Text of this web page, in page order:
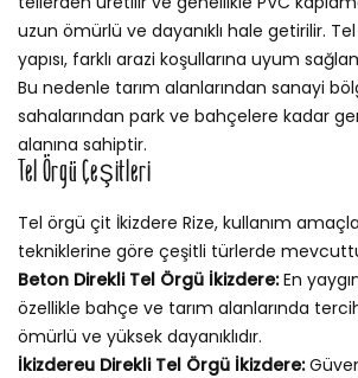
uzun ömürlü ve dayanıklı hale getirilir.
yapısı, farklı arazi koşullarına uyum
Bu nedenle tarım alanlarından sanayi
sahalarından park ve bahçelere kadar
alanına sahiptir.
Tel Örgü Çeşitleri
Tel örgü çit İkizdere Rize, kullanım
tekniklerine göre çeşitli türlerde
Beton Direkli Tel Örgü İkizdere:En
özellikle bahçe ve tarım alanlarında
ömürlü ve yüksek dayanıklıdır.
İkizdereu Direkli Tel Örgü İkizdere: